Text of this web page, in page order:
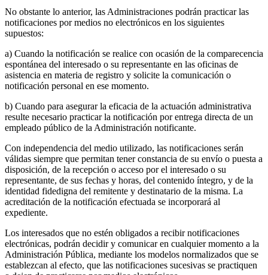
No obstante lo anterior, las Administraciones podrán practicar las
notificaciones por medios no electrónicos en los siguientes
supuestos:
a) Cuando la notificación se realice con ocasión de la comparecencia
espontánea del interesado o su representante en las oficinas de
asistencia en materia de registro y solicite la comunicación o
notificación personal en ese momento.
b) Cuando para asegurar la eficacia de la actuación administrativa
resulte necesario practicar la notificación por entrega directa de un
empleado público de la Administración notificante.
Con independencia del medio utilizado, las notificaciones serán
válidas siempre que permitan tener constancia de su envío o puesta a
disposición, de la recepción o acceso por el interesado o su
representante, de sus fechas y horas, del contenido íntegro, y de la
identidad fidedigna del remitente y destinatario de la misma. La
acreditación de la notificación efectuada se incorporará al
expediente.
Los interesados que no estén obligados a recibir notificaciones
electrónicas, podrán decidir y comunicar en cualquier momento a la
Administración Pública, mediante los modelos normalizados que se
establezcan al efecto, que las notificaciones sucesivas se practiquen